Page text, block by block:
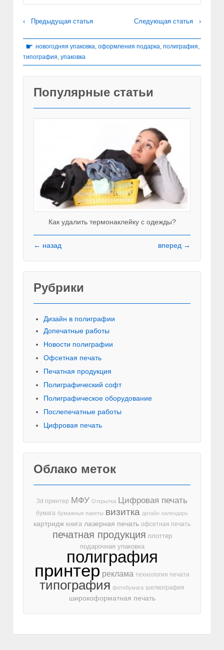
‹ Предыдущая статья Следующая статья ›
☛ новогодняя упаковка, оформления подарка, полиграфия,
типография, упаковка
Популярные статьи
Как удалить термонаклейку с одежды?
← назад вперед →
Рубрики
Дизайн в полиграфии
Допечатные работы
Новости полиграфии
Офсетная печать
Печатная продукция
Полиграфический софт
Полиграфическое оборудование
Послепечатные работы
Цифровая печать
Облако меток
3d принтер МФУ Открытка Цифровая печать
бумага бумажные пакеты визитка дизайн календарь
картридж книга лазерная печать офсетная печать
печатная продукция плоттер
подарочная упаковка
полиграфия
принтер реклама технология печати
типография фотобумага шелкография
широкоформатная печать